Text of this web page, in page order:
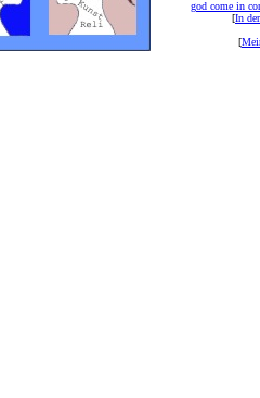
god come in
[In
[